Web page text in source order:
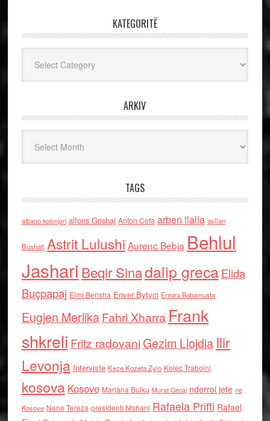
KATEGORITË
ARKIV
TAGS
albano kolonjari alfons Grishaj Anton Cefa arben llalla asllan
Bushati Astrit Lulushi Aurenc Bebja Behlul
Jashari Beqir Sinadalip grecaElida
Buçpapaj Elmi Berisha Enver Bytyci Ermira Babamusta
Eugjen MerlikaFahri Xharra Frank
shkreli Fritz radovaniGezim Llojdia Ilir
Levonja Interviste Keze Kozeta Zylo Kolec Traboini
kosova Kosove Marjana Bulku Murat Gecaj nderroi jete ne
Kosove Nene Tereza presidenti Nishani Rafaela Prifti Rafael